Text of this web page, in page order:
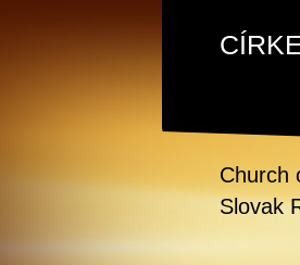
Church
Slovak